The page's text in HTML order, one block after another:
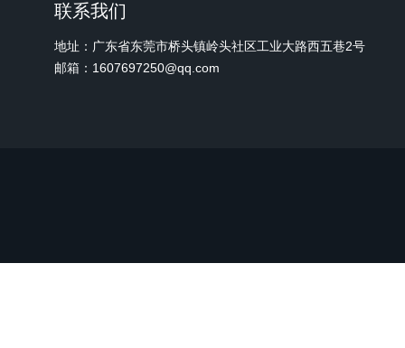
联系我们
地址：广东省东莞市桥头镇岭头社区工业大路西五巷2号
邮箱：1607697250@qq.com